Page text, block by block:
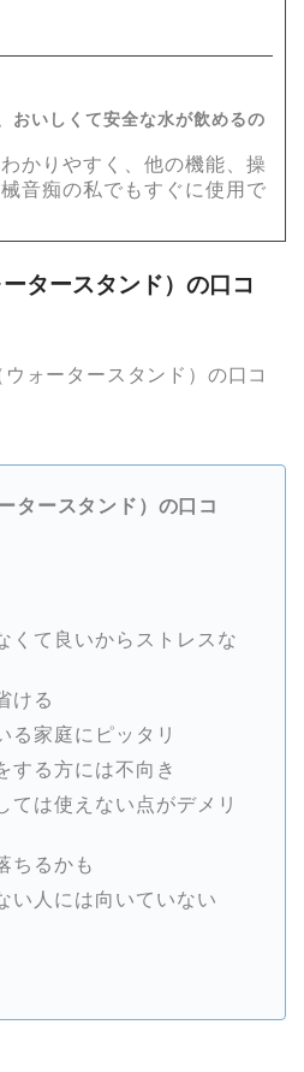
おいしくて安全な水が飲めるの
かりやすく、他の機能、操
音痴の私でもすぐに使用で
タースタンド）の口コ
ォータースタンド）の口コ
タースタンド）の口コ
くて良いからストレスな
ける
る家庭にピッタリ
する方には不向き
ては使えない点がデメリ
ちるかも
い人には向いていない